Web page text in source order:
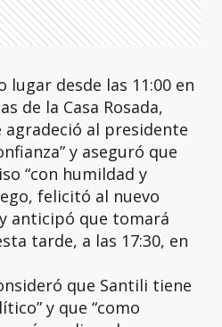
lugar desde las 11:00 en
de la Casa Rosada,
al presidente
y aseguró que
“con humildad y
felicitó al nuevo
anticipó que tomará
tarde, a las 17:30, en
que Santili tiene
y que “como